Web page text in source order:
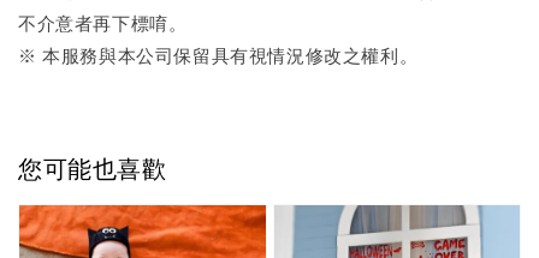
不介意者再下標唷。
※ 本服務與本公司保留具有視情況修改之權利。
您可能也喜歡